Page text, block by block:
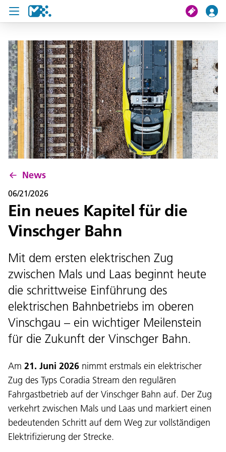
search
My journey
Tickets
U19 Pass
News
Contact us
News
06/21/2026
Ein neues Kapitel für die
Vinschger Bahn
Mit dem ersten elektrischen Zug
zwischen Mals und Laas beginnt heute
die schrittweise Einführung des
elektrischen Bahnbetriebs im oberen
Vinschgau – ein wichtiger Meilenstein
für die Zukunft der Vinschger Bahn.
Am 21. Juni 2026 nimmt erstmals ein elektrischer
Zug des Typs Coradia Stream den regulären
Fahrgastbetrieb auf der Vinschger Bahn auf. Der Zug
verkehrt zwischen Mals und Laas und markiert einen
bedeutenden Schritt auf dem Weg zur vollständigen
Elektrifizierung der Strecke.